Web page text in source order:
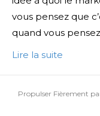
vous pensez que
quand vous
Lire la suite
Propulser Fièrement